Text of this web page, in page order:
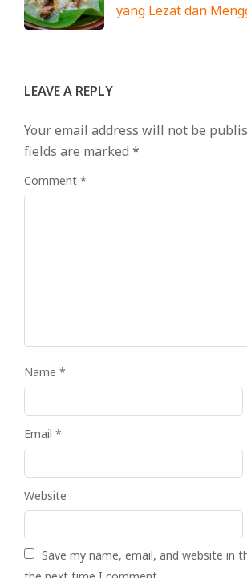
yang Lezat dan
LEAVE A REPLY
Your email address will not be
fields are marked *
Comment *
Name *
Email *
Website
Save my name, email, and website in